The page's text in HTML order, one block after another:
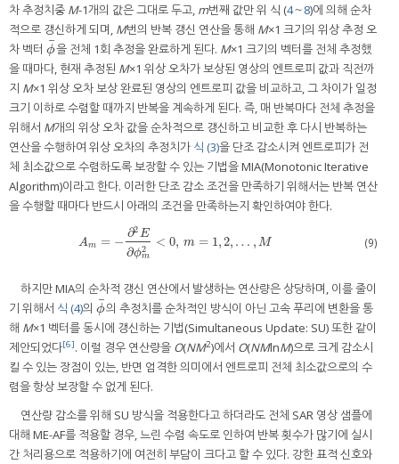
차 추정치중 M-1개의 값은 그대로 두고, m번째 값만 위 식 (4～8)에 의해 순차
적으로 갱신하게 되며, M번의 반복 갱신 연산을 통해 M×1 크기의 위상 추정 오
차 벡터 ϕ
¯
ϕ¯을 전체 1회 추정을 완료하게 된다. M×1 크기의 벡터를 전체 추정했
을 때마다, 현재 추정된 M×1 위상 오차가 보상된 영상의 엔트로피 값과 직전까
지 M×1 위상 오차 보상 완료된 영상의 엔트로피 값을 비교하고, 그 차이가 일정
크기 이하로 수렴할 때까지 반복을 계속하게 된다. 즉, 매 반복마다 전체 추정을
위해서 M개의 위상 오차 값을 순차적으로 갱신하고 비교한 후 다시 반복하는
연산을 수행하여 위상 오차의 추정치가 식 (3)을 단조 감소시켜 엔트로피가 전
체 최소값으로 수렴하도록 보장할 수 있는 기법을 MIA(Monotonic Iterative
Algorithm)이라고 한다. 이러한 단조 감소 조건을 만족하기 위해서는 반복 연산
을 수행할 때마다 반드시 아래의 조건을 만족하는지 확인하여야 한다.
Am = −
∂2E
∂ϕ2
m
< 0, m = 1,2, … , M
Am=−∂2E∂ ϕm2<0,m= 1,2,…, M (9)
하지만 MIA의 순차적 갱신 연산에서 발생하는 연산량은 상당하며, 이를 줄이
기 위해서 식 (4)의 ϕ
¯
ϕ¯의 추정치를 순차적인 방식이 아닌 고속 푸리에 변환을 통
해 M×1 벡터를 동시에 갱신하는 기법(Simultaneous Update: SU) 또한 같이
제안되었다[6]. 이럴 경우 연산량을 O(NM2)에서 O(NMlnM)으로 크게 감소시
킬 수 있는 장점이 있는, 반면 엄격한 의미에서 엔트로피 전체 최소값으로의 수
렴을 항상 보장할 수 없게 된다.
연산량 감소를 위해 SU 방식을 적용한다고 하더라도 전체 SAR 영상 샘플에
대해 ME-AF를 적용할 경우, 느린 수렴 속도로 인하여 반복 횟수가 많기에 실시
간 처리용으로 적용하기에 여전히 부담이 크다고 할 수 있다. 강한 표적 신호와